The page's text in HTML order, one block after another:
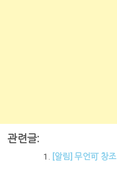
관련글:
[알림] 무언可 창조